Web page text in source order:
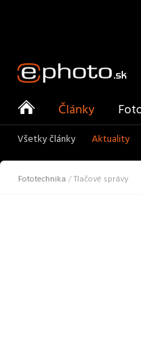
ePhoto
Články
Všetky články Aktuality
Fototechnika /Tlačové správy